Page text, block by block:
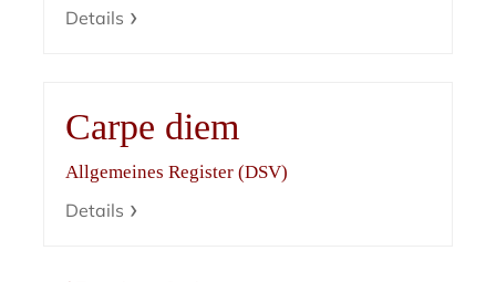
Details
Carpe diem
Allgemeines Register (DSV)
Details